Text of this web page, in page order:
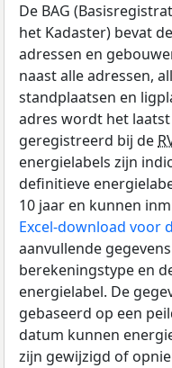
De BAG
het Kadaster) bevat
adressen en
naast alle adressen,
standplaatsen en
adres wordt het
geregistreerd bij de
energielabels zijn
definitieve
10 jaar en kunnen
Excel-download voor
aanvullende
berekeningstype en
energielabel. De
gebaseerd op een
datum kunnen
zijn gewijzigd of